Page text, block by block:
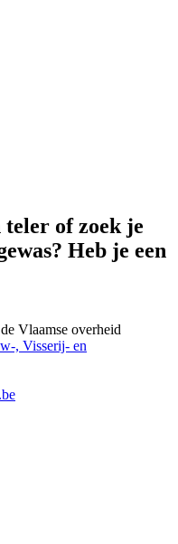
teler of zoek je
Heb je een
Vlaamse overheid
, Visserij- en